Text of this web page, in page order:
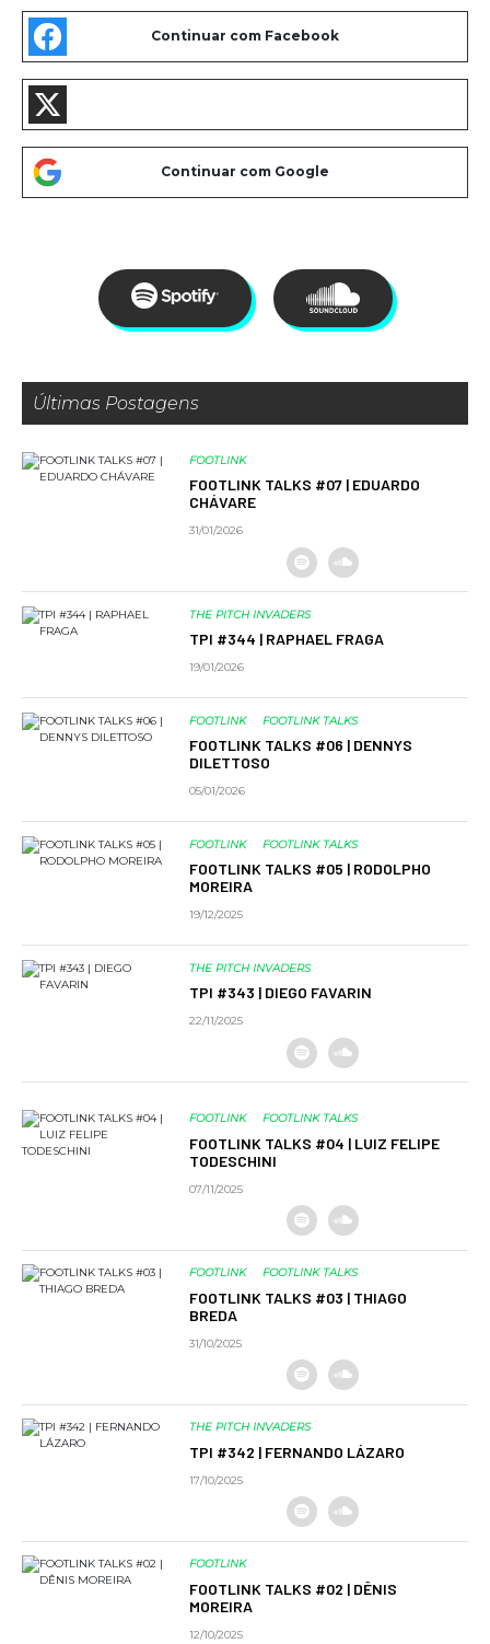
Últimas Postagens
FOOTLINK
FOOTLINK TALKS #07 | EDUARDO
CHÁVARE
31/01/2026
THE PITCH INVADERS
TPI #344 | RAPHAEL FRAGA
19/01/2026
FOOTLINK FOOTLINK TALKS
FOOTLINK TALKS #06 | DENNYS
DILETTOSO
05/01/2026
FOOTLINK FOOTLINK TALKS
FOOTLINK TALKS #05 | RODOLPHO
MOREIRA
19/12/2025
THE PITCH INVADERS
TPI #343 | DIEGO FAVARIN
22/11/2025
FOOTLINK FOOTLINK TALKS
FOOTLINK TALKS #04 | LUIZ FELIPE
TODESCHINI
07/11/2025
FOOTLINK FOOTLINK TALKS
FOOTLINK TALKS #03 | THIAGO
BREDA
31/10/2025
THE PITCH INVADERS
TPI #342 | FERNANDO LÁZARO
17/10/2025
FOOTLINK
FOOTLINK TALKS #02 | DÊNIS
MOREIRA
12/10/2025